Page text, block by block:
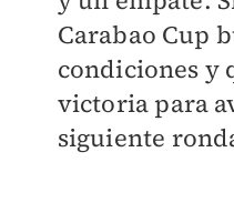
Carabao Cup
condiciones y
victoria para
siguiente